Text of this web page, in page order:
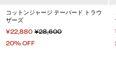
コットンジャージ テーパード トラウ
ザーズ
¥22,880 ¥28,600
20% OFF